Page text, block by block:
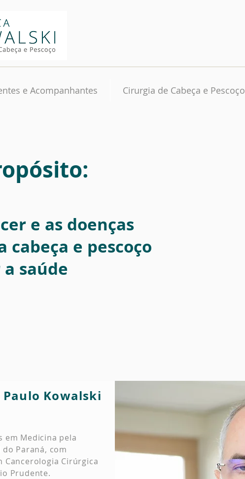
e Acompanhantes Cirurgia de Cabeça e Pescoço
e as doenças
cabeça e pescoço
saúde
Kowalski
em Medicina pela
Paraná, com
Cancerologia Cirúrgica
Prudente.